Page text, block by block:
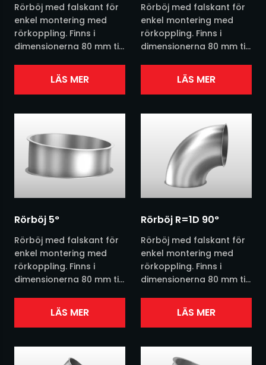
Skruvar
Småsäckshantering
Storsäckshantering
Säckfyllning
Sändartransportörer
Transporter övriga
Vibratorer och Kolvvibratorer
Vibrotransportörer och utrustning
Vridspjäll och skjutspjäll
Övrigt
Rörböj med falskant för
enkel montering med
rörkoppling. Finns i
dimensionerna 80 mm till
grundmålat,
galvaniserat eller
produktblad nedan för...
LÄS MER
Rörböj med falskant för
enkel montering med
rörkoppling. Finns i
dimensionerna 80 mm till
grundmålat,
galvaniserat eller
produktblad nedan...
LÄS MER
Rörböj 5°
Rörböj med falskant för
enkel montering med
rörkoppling. Finns i
dimensionerna 80 mm till
grundmålat,
galvaniserat eller
produktblad nedan för
LÄS MER
Rörböj R=1D 90°
Rörböj med falskant för
enkel montering med
rörkoppling. Finns i
dimensionerna 80 mm till
grundmålat,
galvaniserat eller
produktblad nedan för...
LÄS MER